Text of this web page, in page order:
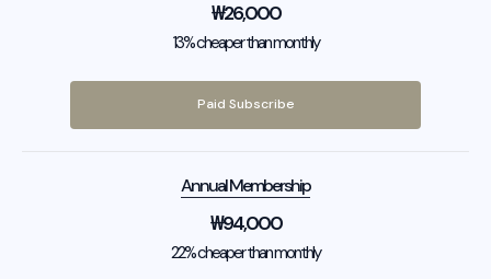
₩26,000
13% cheaper than monthly
Paid Subscribe
Annual Membership
₩94,000
22% cheaper than monthly